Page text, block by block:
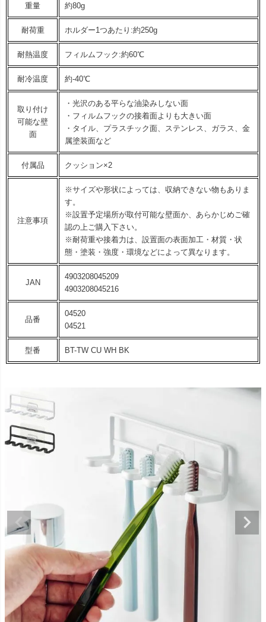
重量 約80g
耐荷重 ホルダー1つあたり:約250g
耐熱温度 フィルムフック:約60℃
耐冷温度 約-40℃
取り付け
可能な壁
面
・光沢のある平らな油染みしない面
・フィルムフックの接着面よりも大きい面
・タイル、プラスチック面、ステンレス、ガラス、金
属塗装面など
付属品 クッション×2
注意事項
※サイズや形状によっては、収納できない物もありま
す。
※設置予定場所が取付可能な壁面か、あらかじめご確
認の上ご購入下さい。
※耐荷重や接着力は、設置面の表面加工・材質・状
態・塗装・強度・環境などによって異なります。
JAN
4903208045209
4903208045216
品番
04520
04521
型番 BT-TW CU WH BK